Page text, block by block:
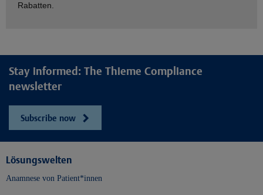
Rabatten.
Stay informed: The Thieme Compliance
newsletter
Subscribe now
Lösungswelten
Anamnese von Patient*innen